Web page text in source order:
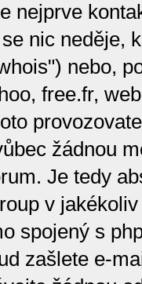
nejprve
nic neděje,
nebo,
free.fr,
žádnou
Je tedy
v
spojený s
zašlete e-